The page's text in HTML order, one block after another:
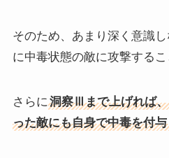
そのため、あまり深く意識
に中毒状態の敵に攻撃するこ
さらに洞察Ⅲまで上げれば
った敵にも自身で中毒を付